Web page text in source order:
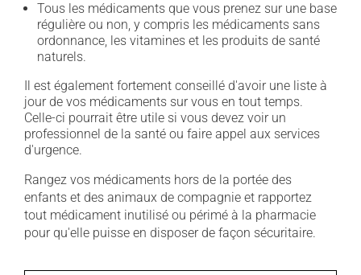
Tous les médicaments que vous prenez sur une base
régulière ou non, y compris les médicaments sans
ordonnance, les vitamines et les produits de santé
naturels.
Il est également fortement conseillé d'avoir une liste à
jour de vos médicaments sur vous en tout temps.
Celle-ci pourrait être utile si vous devez voir un
professionnel de la santé ou faire appel aux services
d'urgence.
Rangez vos médicaments hors de la portée des
enfants et des animaux de compagnie et rapportez
tout médicament inutilisé ou périmé à la pharmacie
pour qu'elle puisse en disposer de façon sécuritaire.